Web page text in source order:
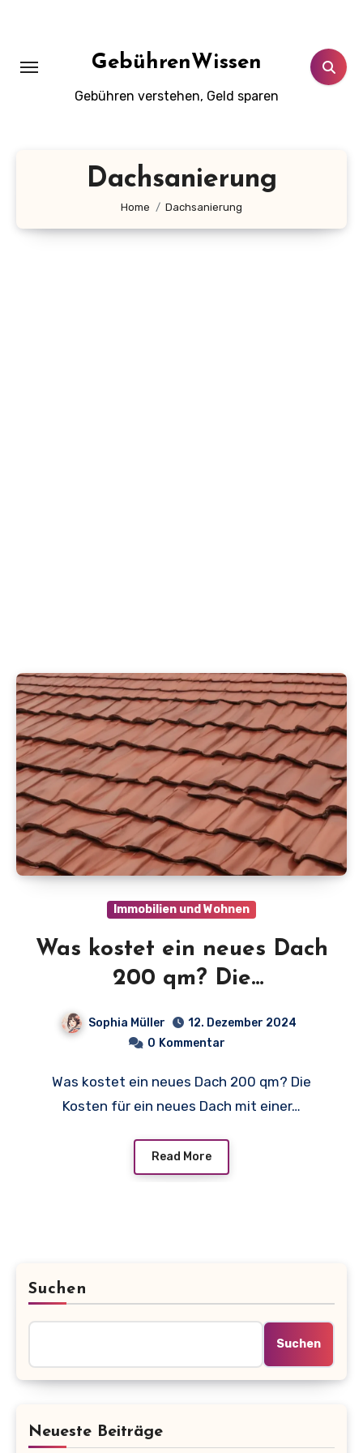
GebührenWissen
Gebühren verstehen, Geld sparen
Dachsanierung
Home Dachsanierung
Immobilien und Wohnen
Was kostet ein neues Dach
200 qm? Die
überraschenden Kosten im
Überblick!
Sophia Müller
12. Dezember 2024
0 Kommentar
Was kostet ein neues Dach 200 qm? Die
Kosten für ein neues Dach mit einer…
Read More
Suchen
Suchen
Neueste Beiträge